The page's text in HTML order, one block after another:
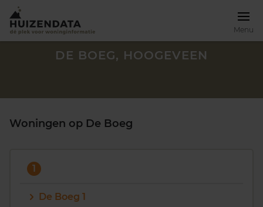
Menu
DE BOEG, HOOGEVEEN
Woningen op De Boeg
1
De Boeg 1